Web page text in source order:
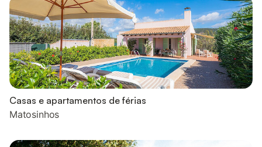
Casas e apartamentos de férias
Matosinhos